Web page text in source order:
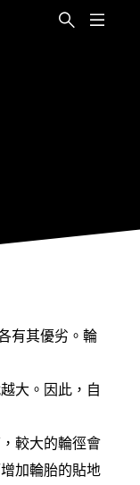
有其優劣。輪
大。因此，自
較大的輪徑會
加輪胎的貼地